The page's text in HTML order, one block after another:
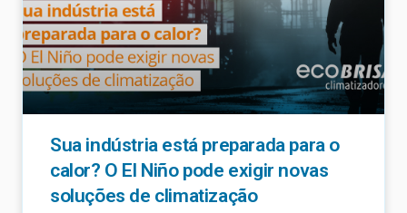
Sua indústria está preparada para o
calor? O El Niño pode exigir novas
soluções de climatização